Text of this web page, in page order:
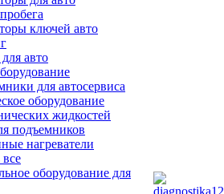
ключей авто
авто
для автосервиса
оборудование
жидкостей
подъемников
нагреватели
все
оборудование для